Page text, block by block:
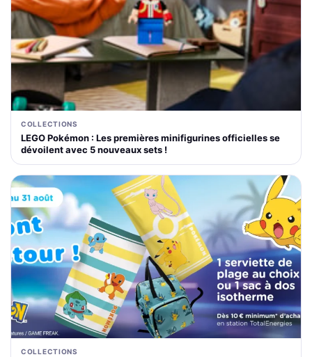
COLLECTIONS
LEGO Pokémon : Les premières minifigurines officielles se
dévoilent avec 5 nouveaux sets !
COLLECTIONS